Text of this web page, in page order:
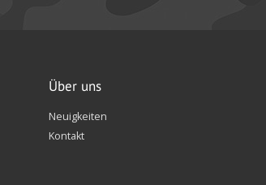
Über uns
Neuigkeiten
Kontakt